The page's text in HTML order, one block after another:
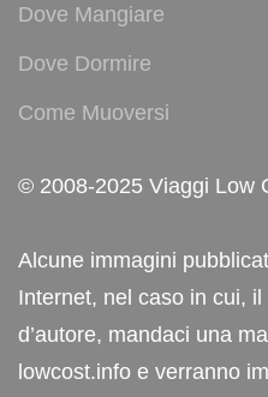
Dove Mangiare
Dove Dormire
Come Muoversi
© 2008-2025 Viaggi Low
Alcune immagini
Internet, nel caso in cui,
d’autore, mandaci una
lowcost.info e verranno